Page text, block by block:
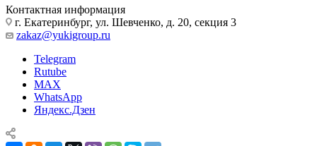
Контактная информация
г. Екатеринбург, ул. Шевченко, д. 20, секция 3
zakaz@yukigroup.ru
Telegram
Rutube
MAX
WhatsApp
Яндекс.Дзен